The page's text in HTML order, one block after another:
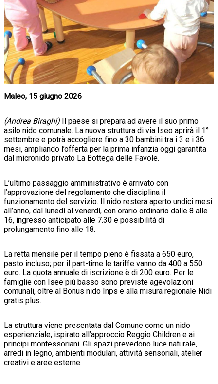
Maleo, 15 giugno 2026
(Andrea Biraghi) Il paese si prepara ad avere il suo primo
asilo nido comunale. La nuova struttura di via Iseo aprirà il 1°
settembre e potrà accogliere fino a 30 bambini tra i 3 e i 36
mesi, ampliando l’offerta per la prima infanzia oggi garantita
dal micronido privato La Bottega delle Favole.
L’ultimo passaggio amministrativo è arrivato con
l’approvazione del regolamento che disciplina il
funzionamento del servizio. Il nido resterà aperto undici mesi
all’anno, dal lunedì al venerdì, con orario ordinario dalle 8 alle
16, ingresso anticipato alle 7.30 e possibilità di
prolungamento fino alle 18.
La retta mensile per il tempo pieno è fissata a 650 euro,
pasto incluso; per il part-time le tariffe vanno da 400 a 550
euro. La quota annuale di iscrizione è di 200 euro. Per le
famiglie con Isee più basso sono previste agevolazioni
comunali, oltre al Bonus nido Inps e alla misura regionale Nidi
gratis plus.
La struttura viene presentata dal Comune come un nido
esperienziale, ispirato all’approccio Reggio Children e ai
principi montessoriani. Gli spazi prevedono luce naturale,
arredi in legno, ambienti modulari, attività sensoriali, atelier
creativi e aree esterne.